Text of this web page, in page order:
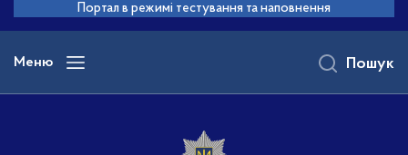
основного
вмісту
Портал в режимі тестування та наповнення
Меню Пошук